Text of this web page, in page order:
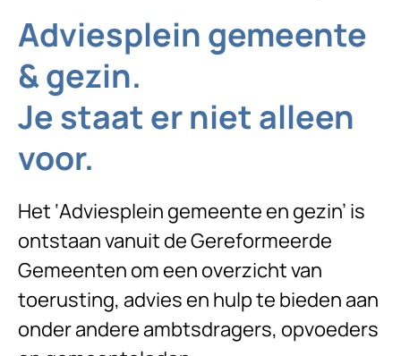
Adviesplein gemeente
& gezin.
Je staat er niet alleen
voor.
Het ‘Adviesplein gemeente en gezin’ is
ontstaan vanuit de Gereformeerde
Gemeenten om een overzicht van
toerusting, advies en hulp te bieden aan
onder andere ambtsdragers, opvoeders